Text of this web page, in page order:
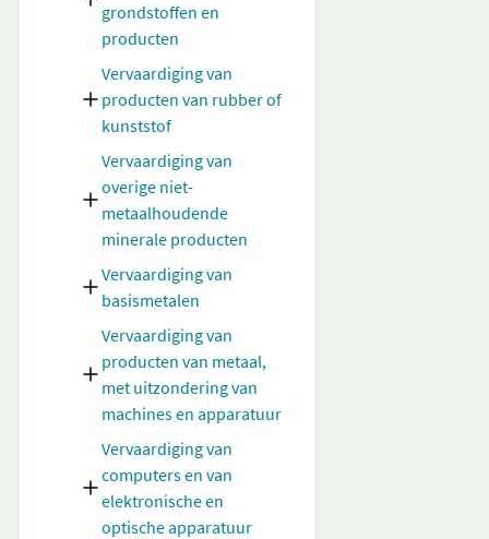
grondstoffen en
producten
Vervaardiging van
producten van rubber of
kunststof
Vervaardiging van
overige niet-
metaalhoudende
minerale producten
Vervaardiging van
basismetalen
Vervaardiging van
producten van metaal,
met uitzondering van
machines en apparatuur
Vervaardiging van
computers en van
elektronische en
optische apparatuur